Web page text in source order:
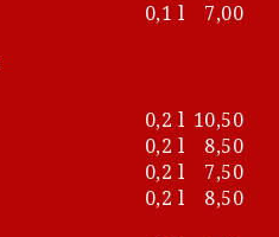
0,1 l 7,00
0,2 l 10,50
0,2 l
8,50
0,2 l
7,50
0,2 l
8,50